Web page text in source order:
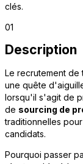
clés.
01
Description
Le recrutement de
une quête
lorsqu'il s'agit de
de sourcing de
traditionnelles
candidats.
Pourquoi passer